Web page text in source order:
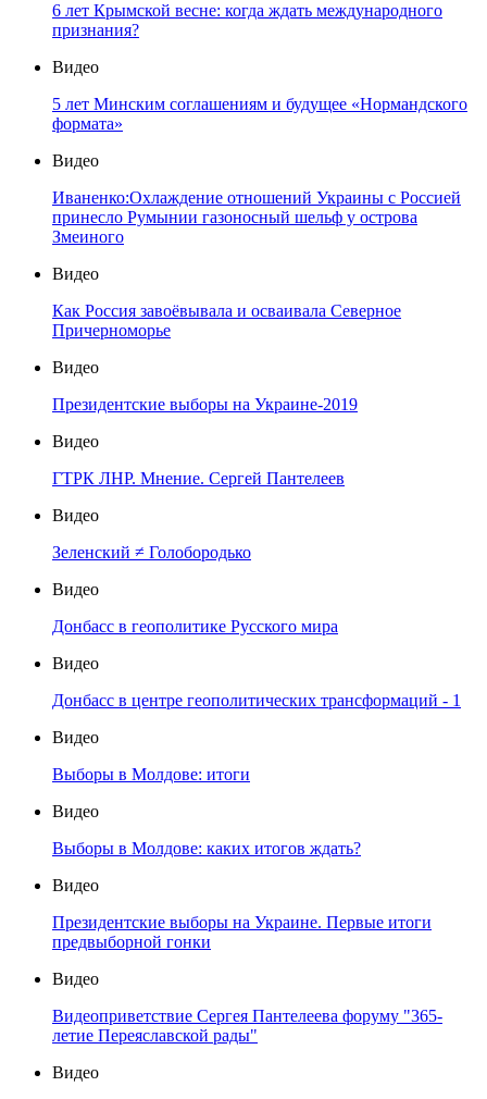
6 лет Крымской весне: когда ждать международного
признания?
Видео
5 лет Минским соглашениям и будущее «Нормандского
формата»
Видео
Иваненко:Охлаждение отношений Украины с Россией
принесло Румынии газоносный шельф у острова
Змеиного
Видео
Как Россия завоёвывала и осваивала Северное
Причерноморье
Видео
Президентские выборы на Украине-2019
Видео
ГТРК ЛНР. Мнение. Сергей Пантелеев
Видео
Зеленский ≠ Голобородько
Видео
Донбасс в геополитике Русского мира
Видео
Донбасс в центре геополитических трансформаций - 1
Видео
Выборы в Молдове: итоги
Видео
Выборы в Молдове: каких итогов ждать?
Видео
Президентские выборы на Украине. Первые итоги
предвыборной гонки
Видео
Видеоприветствие Сергея Пантелеева форуму "365-
летие Переяславской рады"
Видео